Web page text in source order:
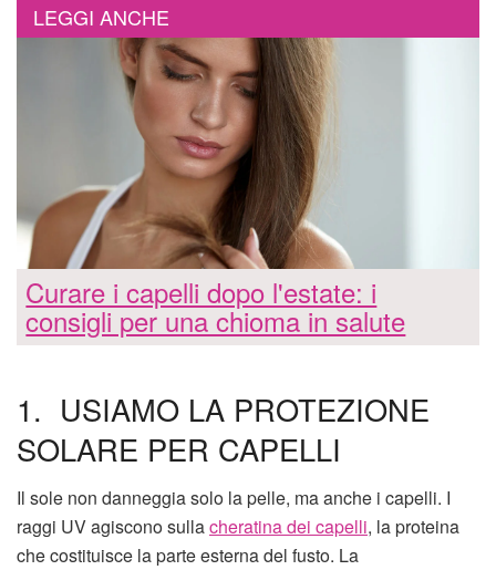
LEGGI ANCHE
Curare i capelli dopo l'estate: i
consigli per una chioma in salute
1. USIAMO LA PROTEZIONE
SOLARE PER CAPELLI
Il sole non danneggia solo la pelle, ma anche i capelli. I
raggi UV agiscono sullacheratina dei capelli, la proteina
che costituisce la parte esterna del fusto. La